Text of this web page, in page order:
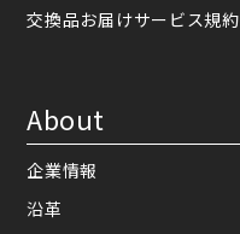
交換品お届けサービス規約
About
企業情報
沿革